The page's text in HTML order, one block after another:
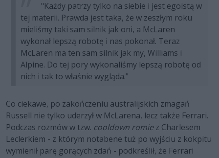
"Każdy patrzy tylko na siebie i jest egoistą w
tej materii. Prawda jest taka, że w zeszłym roku
mieliśmy taki sam silnik jak oni, a McLaren
wykonał lepszą robotę i nas pokonał. Teraz
McLaren ma ten sam silnik jak my, Williams i
Alpine. Do tej pory wykonaliśmy lepszą robotę od
nich i tak to właśnie wygląda."
Co ciekawe, po zakończeniu australijskich zmagań
Russell nie tylko uderzył w McLarena, lecz także Ferrari.
Podczas rozmów w tzw. cooldown romiez Charlesem
Leclerkiem - z którym notabene tuż po wyjściu z kokpitu
wymienił parę gorących zdań - podkreślił, że Ferrari